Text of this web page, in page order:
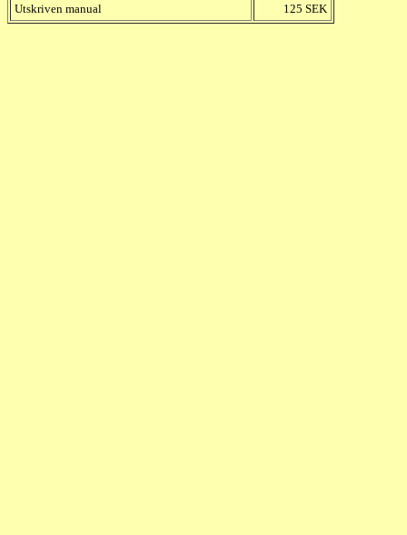
Utskriven manual
125 SEK